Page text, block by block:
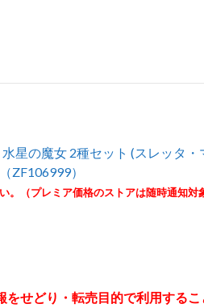
星の魔女 2種セット (スレッタ・
ZF106999）
。（プレミア価格のストアは随時通知対
せどり・転売目的で利用する